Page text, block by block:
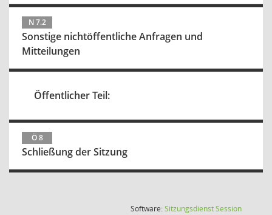
N 7.2
Sonstige nichtöffentliche Anfragen und
Mitteilungen
Öffentlicher Teil:
Ö 8
Schließung der Sitzung
Software:SitzungsdienstSession(Wird in